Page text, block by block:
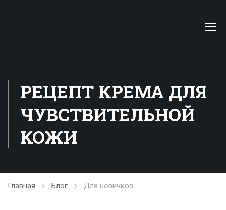
РЕЦЕПТ КРЕМА ДЛЯ
ЧУВСТВИТЕЛЬНОЙ
КОЖИ
Главная Блог Для новичков